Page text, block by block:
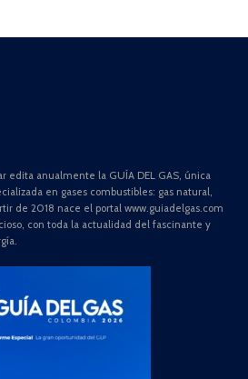
edita anualmente la GUÍA DEL GAS, única
en gases combustibles: gas natural,
de 2018 nace el portal www.guiadelgas.com
con toda la actualidad del fascinante y